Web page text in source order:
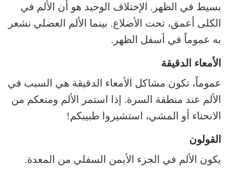
بسيط في الظهر. الإختلاف الوحيد هو أن الألم في
الكلى أعمق، تحت الأضلاع. بينما الألم العضلي نشعر
به عموماً في أسفل الظهر.
الأمعاء الدقيقة
عموماً، تكون مشاكل الأمعاء الدقيقة هي السبب في
الألم عند منطقة السرة. إذا استمر الألم ومنعكم من
الانحناء أو المشي، استشيروا طبيبكم!
القولون
يكون الألم في الجزء الأيمن السفلي من المعدة.